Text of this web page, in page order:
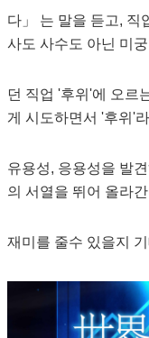
다」 는 말을 듣고, 직
사도 사수도 아닌 미
던 직업 '후위'에 오르
게 시도하면서 '후위'
유용성, 응용성을 발
의 서열을 뛰어 올라
재미를 줄수 있을지